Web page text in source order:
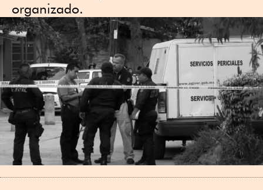
organizado.